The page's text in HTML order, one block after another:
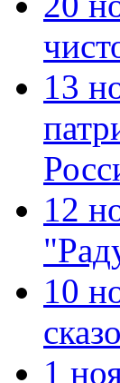
13
12
10
1